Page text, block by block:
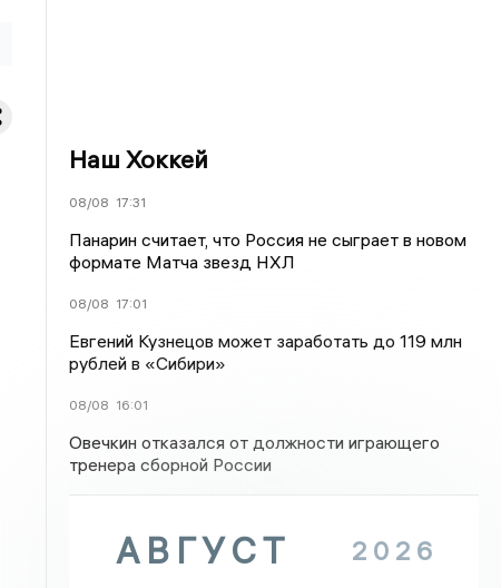
Наш Хоккей
08/08 17:31
Панарин считает, что Россия не сыграет в новом
формате Матча звезд НХЛ
08/08 17:01
Евгений Кузнецов может заработать до 119 млн
рублей в «Сибири»
08/08 16:01
Овечкин отказался от должности играющего
тренера сборной России
АВГУСТ 2026